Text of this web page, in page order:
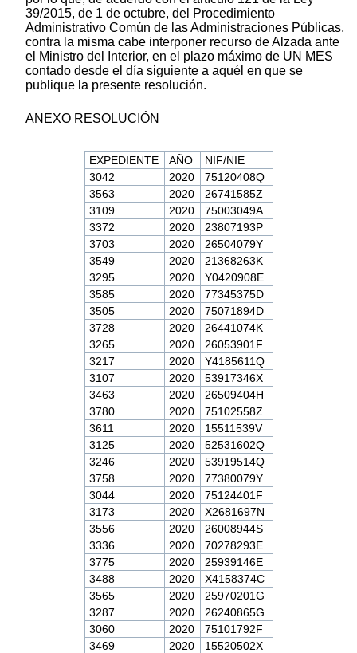
39/2015, de 1 de octubre, del Procedimiento
Administrativo Común de las Administraciones Públicas,
contra la misma cabe interponer recurso de Alzada ante
el Ministro del Interior, en el plazo máximo de UN MES
contado desde el día siguiente a aquél en que se
publique la presente resolución.
ANEXO RESOLUCIÓN
EXPEDIENTE AÑO
NIF/NIE
3042
2020
75120408Q
3563
2020
26741585Z
3109
2020
75003049A
3372
2020
23807193P
3703
2020
26504079Y
3549
2020
21368263K
3295
2020
Y0420908E
3585
2020
77345375D
3505
2020
75071894D
3728
2020
26441074K
3265
2020
26053901F
3217
2020
Y4185611Q
3107
2020
53917346X
3463
2020
26509404H
3780
2020
75102558Z
3611
2020
15511539V
3125
2020
52531602Q
3246
2020
53919514Q
3758
2020
77380079Y
3044
2020
75124401F
3173
2020
X2681697N
3556
2020
26008944S
3336
2020
70278293E
3775
2020
25939146E
3488
2020
X4158374C
3565
2020
25970201G
3287
2020
26240865G
3060
2020
75101792F
3469
2020
15520502X